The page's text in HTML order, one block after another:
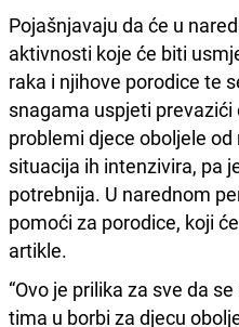
Pojašnjavaju da će u
aktivnosti koje će biti
raka i njihove porodice te
snagama uspjeti
problemi djece oboljele
situacija ih intenzivira, pa
potrebnija. U narednom
pomoći za porodice, koji
artikle.
“Ovo je prilika za sve da
tima u borbi za djecu